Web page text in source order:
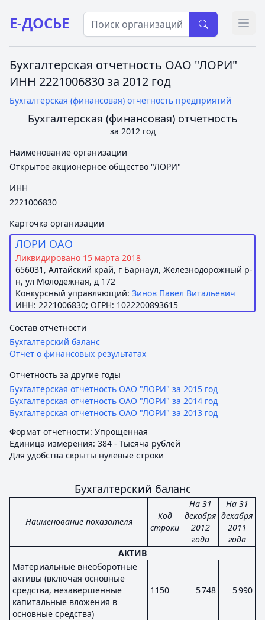
Е-ДОСЬЕ
Бухгалтерская отчетность ОАО "ЛОРИ"
ИНН 2221006830 за 2012 год
Бухгалтерская (финансовая) отчетность предприятий
Бухгалтерская (финансовая) отчетность
за 2012 год
Наименование организации
Открытое акционерное общество "ЛОРИ"
ИНН
2221006830
Карточка организации
ЛОРИ ОАО
Ликвидировано 15 марта 2018
656031, Алтайский край, г Барнаул, Железнодорожный р-
н, ул Молодежная, д 172
Конкурсный управляющий: Зинов Павел Витальевич
ИНН: 2221006830; ОГРН: 1022200893615
Состав отчетности
Бухгалтерский баланс
Отчет о финансовых результатах
Отчетность за другие годы
Бухгалтерская отчетность ОАО "ЛОРИ" за 2015 год
Бухгалтерская отчетность ОАО "ЛОРИ" за 2014 год
Бухгалтерская отчетность ОАО "ЛОРИ" за 2013 год
Формат отчетности: Упрощенная
Единица измерения: 384 - Тысяча рублей
Для удобства скрыты нулевые строки
Бухгалтерский баланс
Наименование показателя
Код
строки
На 31
декабря
2012
года
На 31
декабря
2011
года
АКТИВ
Материальные внеоборотные
активы (включая основные
средства, незавершенные
капитальные вложения в
основные средства)
1150 5 748 5 990